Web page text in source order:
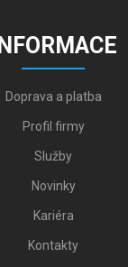
INFORMACE
Doprava a platba
Profil firmy
Služby
Novinky
Kariéra
Kontakty